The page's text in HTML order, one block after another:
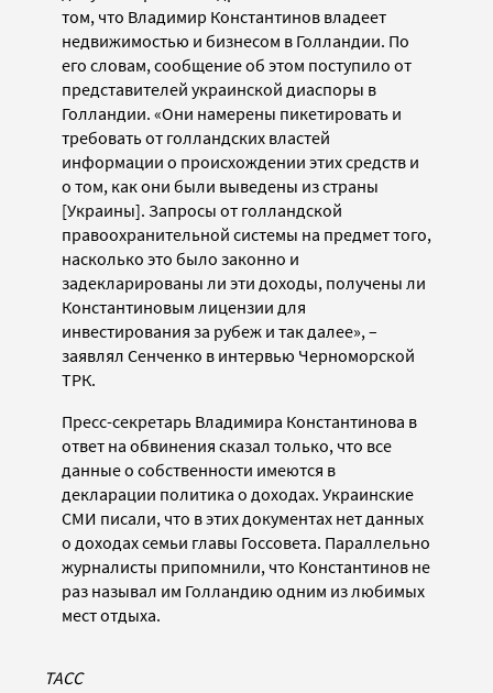
том, что Владимир Константинов владеет
недвижимостью и бизнесом в Голландии. По
его словам, сообщение об этом поступило от
представителей украинской диаспоры в
Голландии. «Они намерены пикетировать и
требовать от голландских властей
информации о происхождении этих средств и
о том, как они были выведены из страны
[Украины]. Запросы от голландской
правоохранительной системы на предмет того,
насколько это было законно и
задекларированы ли эти доходы, получены ли
Константиновым лицензии для
инвестирования за рубеж и так далее», –
заявлял Сенченко в интервью Черноморской
ТРК.
Пресс-секретарь Владимира Константинова в
ответ на обвинения сказал только, что все
данные о собственности имеются в
декларации политика о доходах. Украинские
СМИ писали, что в этих документах нет данных
о доходах семьи главы Госсовета. Параллельно
журналисты припомнили, что Константинов не
раз называл им Голландию одним из любимых
мест отдыха.
ТАСС